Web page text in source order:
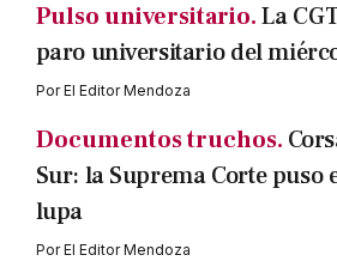
Pulso universitario.La
paro universitario del
PorEl Editor Mendoza
Documentos truchos.
Sur: la Suprema Corte puso
lupa
PorEl Editor Mendoza